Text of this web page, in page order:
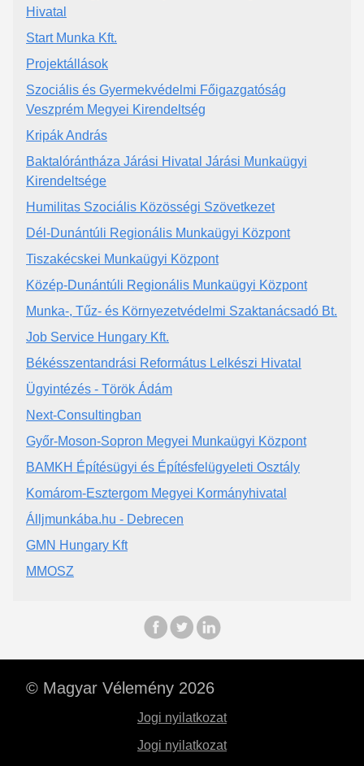
Hivatal
Start Munka Kft.
Projektállások
Szociális és Gyermekvédelmi Főigazgatóság
Veszprém Megyei Kirendeltség
Kripák András
Baktalórántháza Járási Hivatal Járási Munkaügyi
Kirendeltsége
Humilitas Szociális Közösségi Szövetkezet
Dél-Dunántúli Regionális Munkaügyi Központ
Tiszakécskei Munkaügyi Központ
Közép-Dunántúli Regionális Munkaügyi Központ
Munka-, Tűz- és Környezetvédelmi Szaktanácsadó Bt.
Job Service Hungary Kft.
Békésszentandrási Református Lelkészi Hivatal
Ügyintézés - Török Ádám
Next-Consultingban
Győr-Moson-Sopron Megyei Munkaügyi Központ
BAMKH Építésügyi és Építésfelügyeleti Osztály
Komárom-Esztergom Megyei Kormányhivatal
Álljmunkába.hu - Debrecen
GMN Hungary Kft
MMOSZ
© Magyar Vélemény 2026
Jogi nyilatkozat
Jogi nyilatkozat